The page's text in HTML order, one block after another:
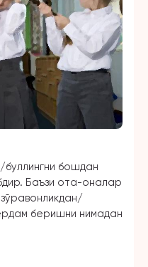
буллингни бошдан
Баъзи ота-оналар
беришни нимадан